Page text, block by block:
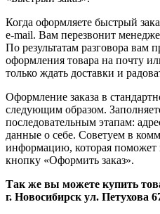
Когда оформляете быстрый
e-mail. Вам перезвонит
По результатам разговора вам
оформления товара на почту
только ждать доставки и
Оформление заказа в
следующим образом.
последовательным этапам:
данные о себе. Советуем в
информацию, которая поможет
кнопку «Оформить заказ».
Так же вы можете купить
г. Новосибирск ул. Петухова